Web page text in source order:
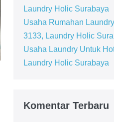
Laundry Holic Surabaya
Usaha Rumahan
3133, Laundry Holic
Usaha Laundry Untuk
Laundry Holic Surabaya
Komentar Terbaru